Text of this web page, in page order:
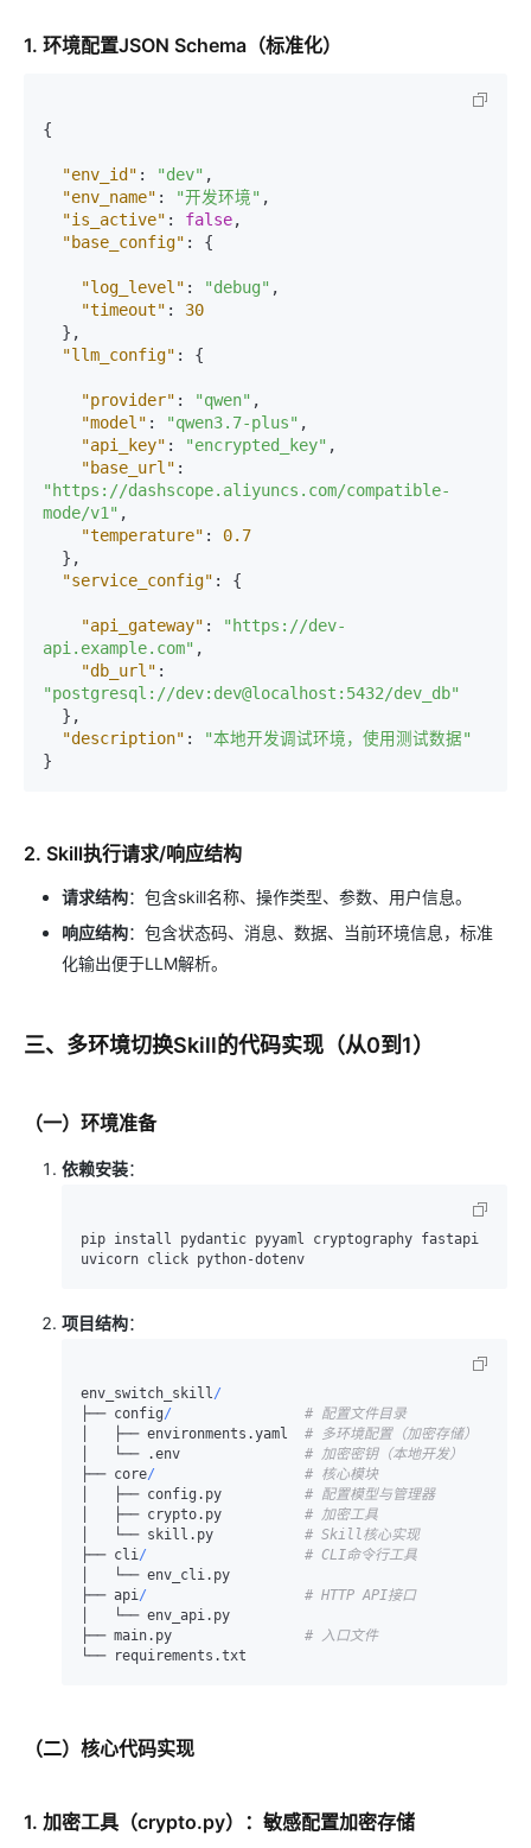
1. 环境配置JSON Schema（标准化）
{
"env_id" : "dev" ,
"env_name" : "开发环境" ,
"is_active" : false,
"base_config" : {
"log_level" : "debug" ,
"timeout" :
30
} ,
"llm_config" : {
"provider" : "qwen" ,
"model" : "qwen3.7-plus" ,
"api_key" : "encrypted_key" ,
"base_url" :
"https://dashscope.aliyuncs.com/compatible-
mode/v1" ,
"temperature" :
0.7
} ,
"service_config" : {
"api_gateway" :
"https://dev-
api.example.com" ,
"db_url" :
"postgresql://dev:dev@localhost:5432/dev_db"
} ,
"description" :
"本地开发调试环境，使用测试数据"
}
2. Skill执行请求/响应结构
请求结构：包含skill名称、操作类型、参数、用户信息。
响应结构：包含状态码、消息、数据、当前环境信息，标准
化输出便于LLM解析。
三、多环境切换Skill的代码实现（从0到1）
（一）环境准备
依赖安装：
pip install pydantic pyyaml cryptography fastapi
项目结构：
env_switch_skill/
├── config/
# 配置文件目录
│   ├── environments.yaml # 多环境配置（加密存储）
│   └── .env # 加密密钥（本地开发）
├── core/
# 核心模块
│   ├── config.py # 配置模型与管理器
│   ├── crypto.py # 加密工具
│   └── skill.py # Skill核心实现
├── cli/
# CLI命令行工具
│   └── env_cli.py
├── api/
# HTTP API接口
│   └── env_api.py
├── main.py # 入口文件
（二）核心代码实现
1. 加密工具（crypto.py）：敏感配置加密存储